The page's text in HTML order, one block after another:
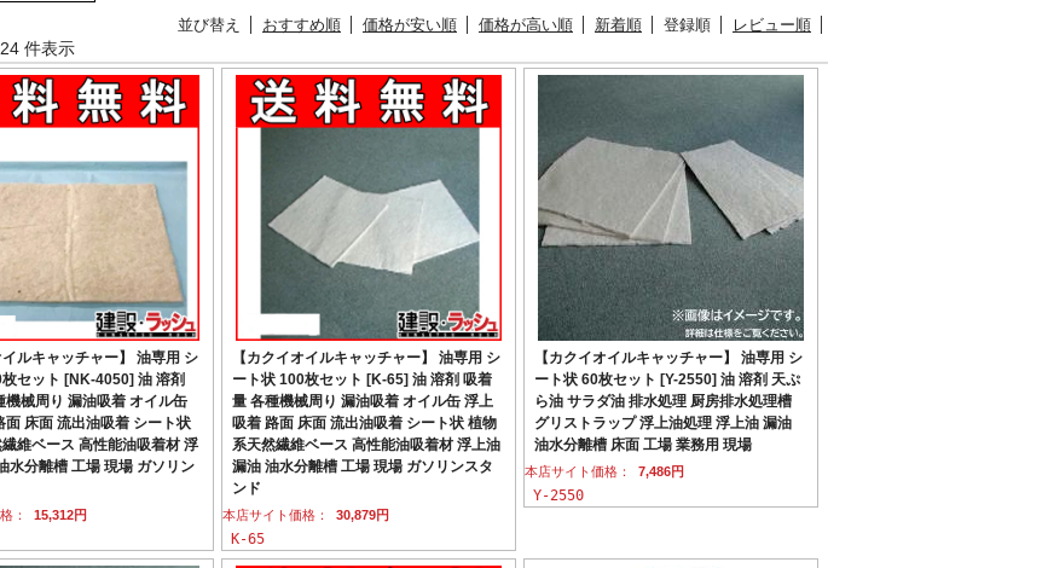
並び替え
おすすめ順 価格が安い順 価格が高い順 新着順 登録順 レビュー順
件表示
イルキャッチャー】 油専用 シ
セット [NK-4050] 油 溶剤
機械周り 漏油吸着 オイル缶
面 床面 流出油吸着 シート状
維ベース 高性能油吸着材 浮
水分離槽 工場 現場 ガソリン
： 15,312円
【カクイオイルキャッチャー】 油専用 シ
ート状 100枚セット [K-65] 油 溶剤 吸着
量 各種機械周り 漏油吸着 オイル缶 浮上
吸着 路面 床面 流出油吸着 シート状 植物
系天然繊維ベース 高性能油吸着材 浮上油
漏油 油水分離槽 工場 現場 ガソリンスタ
ンド
本店サイト価格： 30,879円
K-65
【カクイオイルキャッチャー】 油専用 シ
ート状 60枚セット [Y-2550] 油 溶剤 天ぷ
ら油 サラダ油 排水処理 厨房排水処理槽
グリストラップ 浮上油処理 浮上油 漏油
油水分離槽 床面 工場 業務用 現場
本店サイト価格： 7,486円
Y-2550